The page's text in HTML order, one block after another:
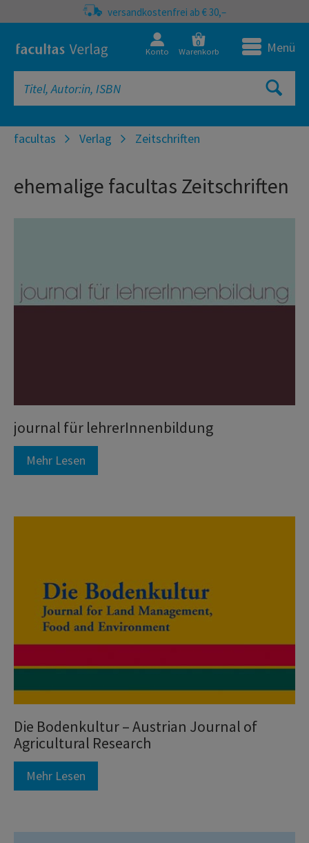
versandkostenfrei ab € 30,–
Konto
0
Warenkorb Menü
facultas Verlag Zeitschriften
ehemalige facultas Zeitschriften
journal für lehrerInnenbildung
Mehr Lesen
Die Bodenkultur – Austrian Journal of
Agricultural Research
Mehr Lesen